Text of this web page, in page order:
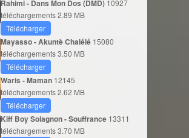
Rahimi - Dans Mon Dos (DMD) 10927
téléchargements2.89 MB
Télécharger
Mayasso - Akuntè Chalélé 15080
téléchargements3.50 MB
Télécharger
Waris - Maman 12145
téléchargements2.62 MB
Télécharger
Kiff Boy Solagnon - Souffrance 13311
téléchargements3.70 MB